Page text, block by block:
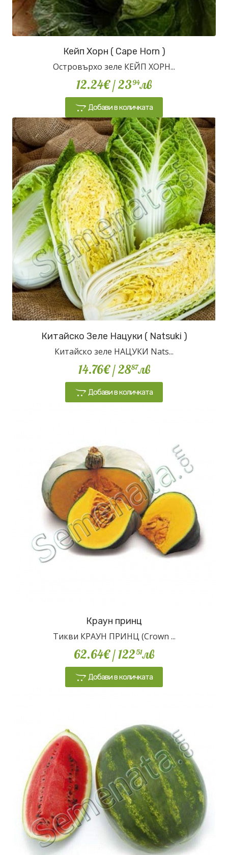
Кейп Хорн ( Cape Horn )
Островърхо зеле КЕЙП ХОРН...
12.24€/ 2394лв
Добави в количката
Китайско Зеле Нацуки ( Natsuki )
Китайско зеле НАЦУКИ Nats...
14.76€/ 2887лв
Добави в количката
Краун принц
Тикви КРАУН ПРИНЦ (Crown ...
62.64€/ 12251лв
Добави в количката